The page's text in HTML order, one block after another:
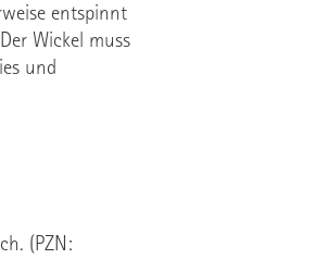
entspinnt
Wickel muss
und
(PZN: